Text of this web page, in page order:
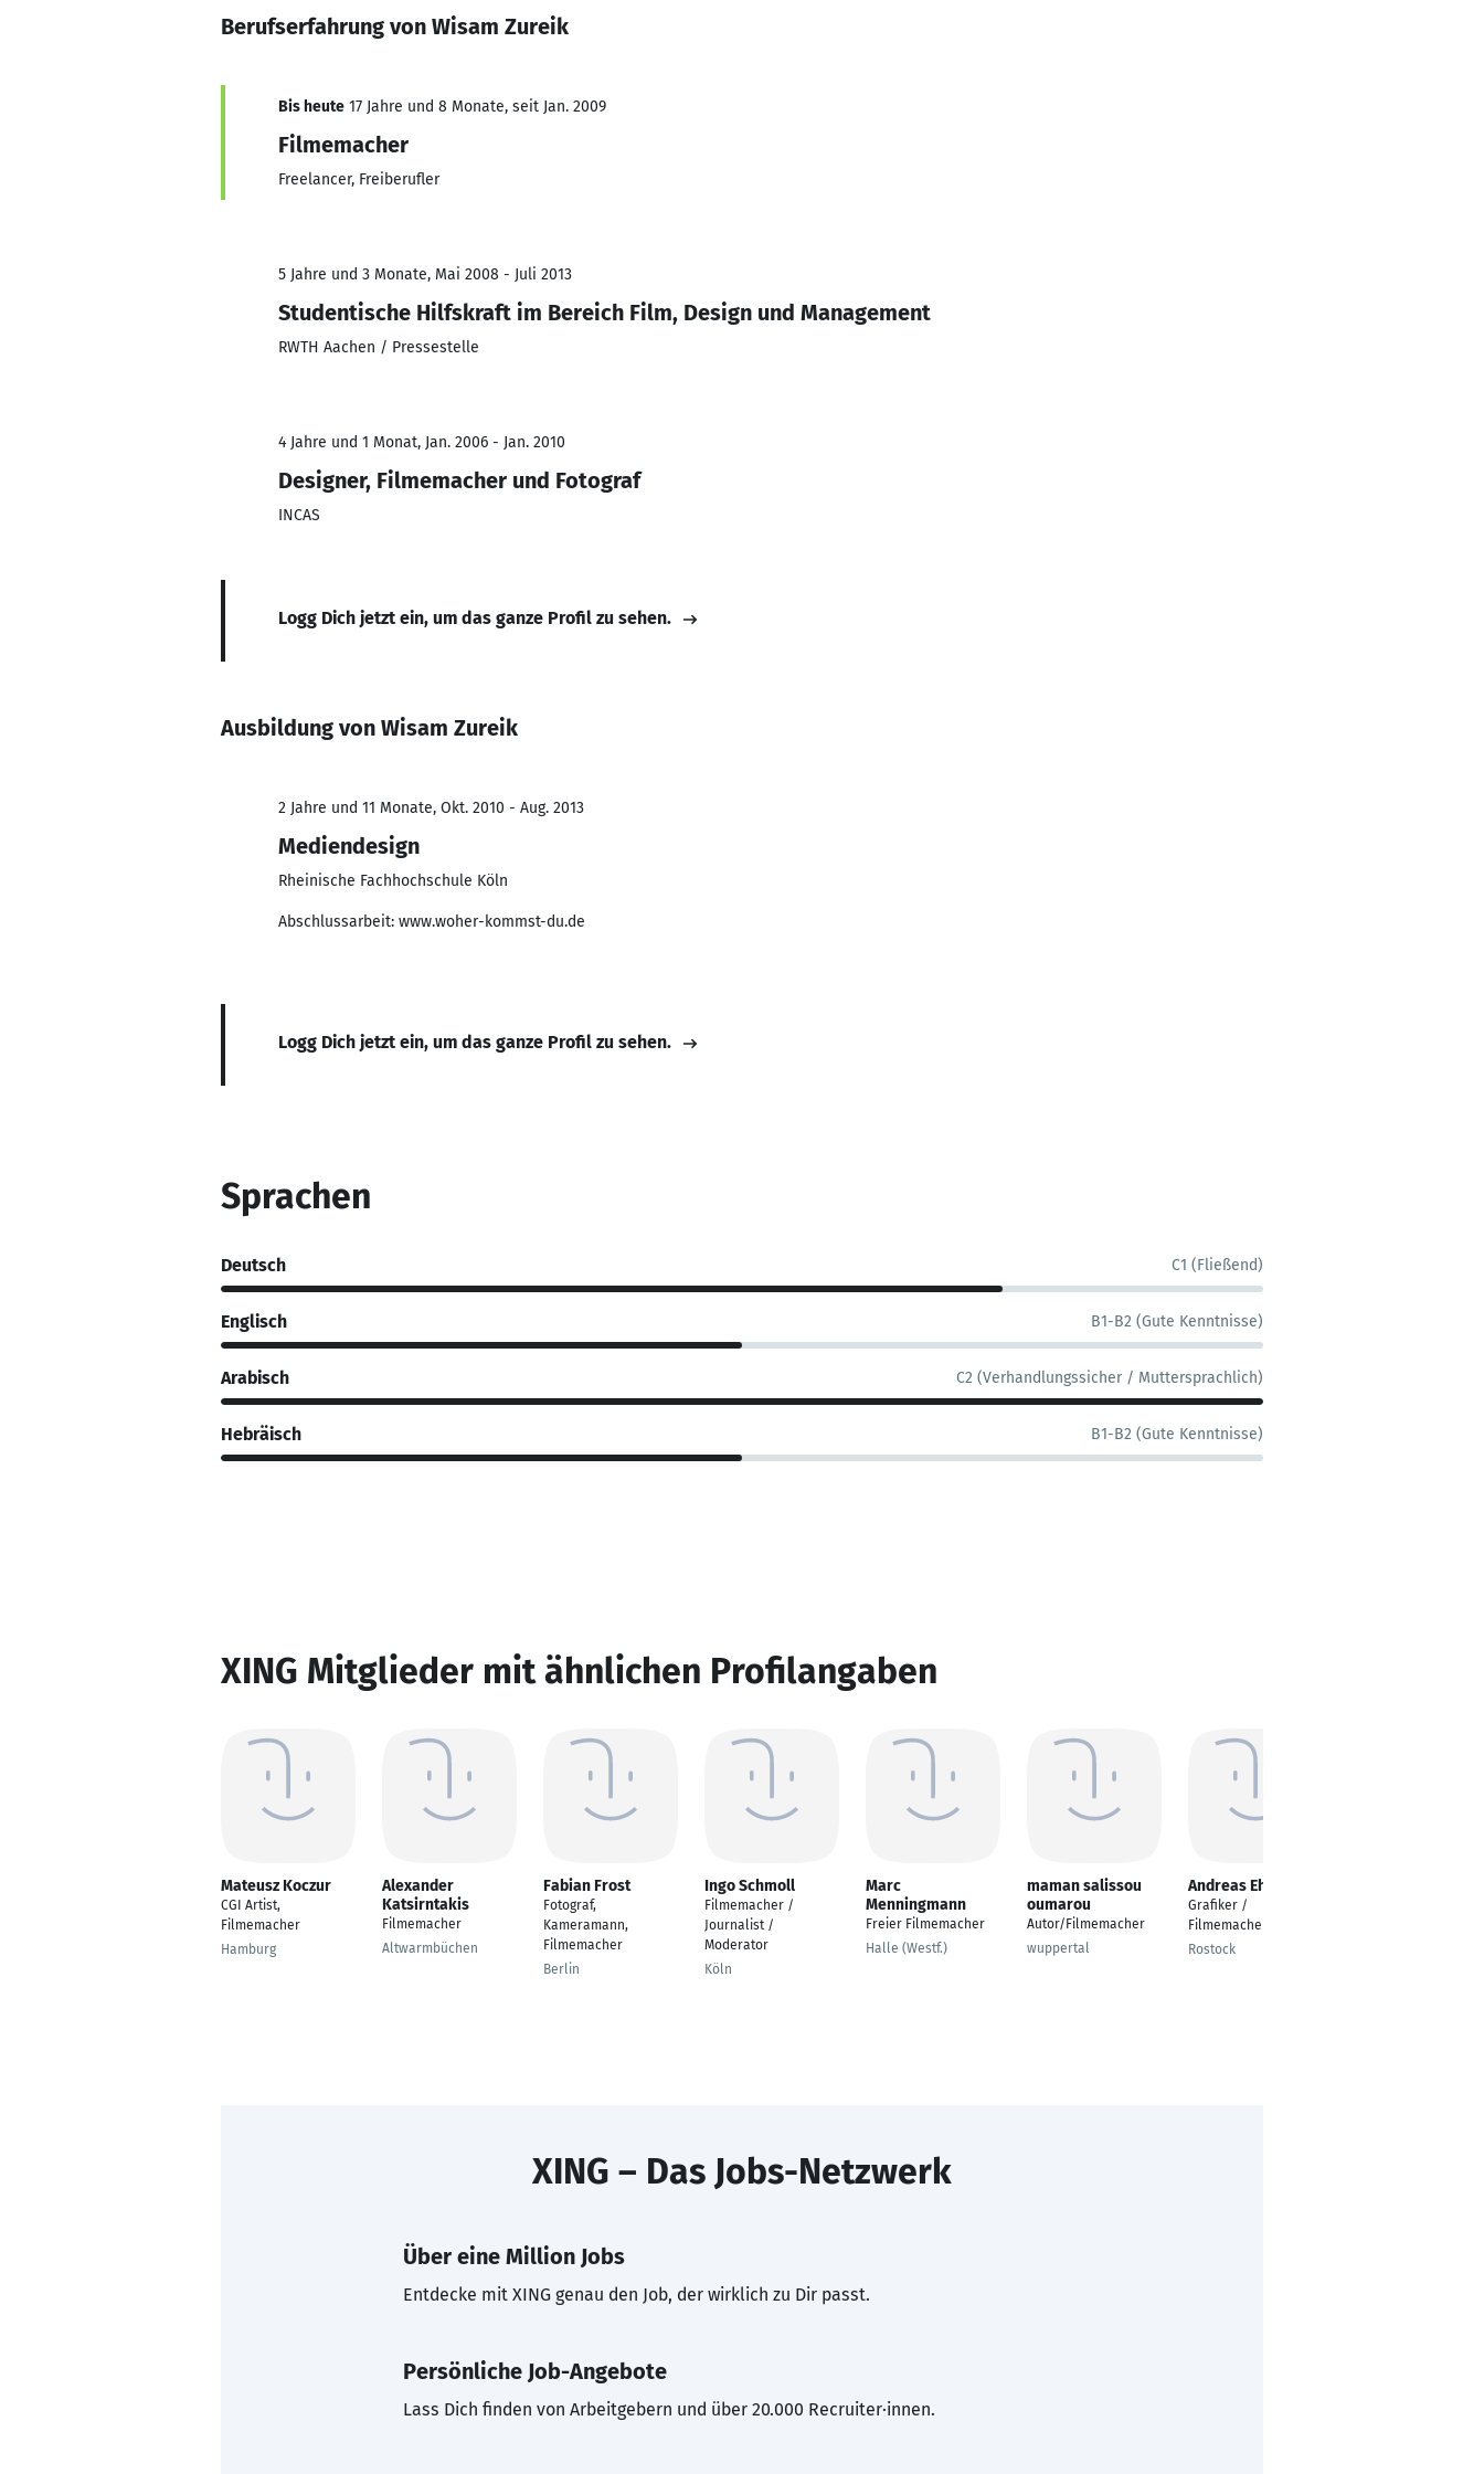
Berufserfahrung von Wisam Zureik
Bis heute 17 Jahre und 8 Monate, seit Jan. 2009
Filmemacher
Freelancer, Freiberufler
5 Jahre und 3 Monate, Mai 2008 - Juli 2013
Studentische Hilfskraft im Bereich Film, Design und Management
RWTH Aachen / Pressestelle
4 Jahre und 1 Monat, Jan. 2006 - Jan. 2010
Designer, Filmemacher und Fotograf
INCAS
Logg Dich jetzt ein, um das ganze Profil zu sehen.
Ausbildung von Wisam Zureik
2 Jahre und 11 Monate, Okt. 2010 - Aug. 2013
Mediendesign
Rheinische Fachhochschule Köln
Abschlussarbeit: www.woher-kommst-du.de
Logg Dich jetzt ein, um das ganze Profil zu sehen.
Sprachen
Deutsch C1 (Fließend)
Englisch B1-B2 (Gute Kenntnisse)
Arabisch C2 (Verhandlungssicher / Muttersprachlich)
Hebräisch B1-B2 (Gute Kenntnisse)
XING Mitglieder mit ähnlichen Profilangaben
Mateusz Koczur
CGI Artist,
Filmemacher
Hamburg
Alexander
Katsirntakis
Filmemacher
Altwarmbüchen
Fabian Frost
Fotograf,
Kameramann,
Filmemacher
Berlin
Ingo Schmoll
Filmemacher /
Journalist /
Moderator
Köln
Marc
Menningmann
Freier Filmemacher
Halle (Westf.)
maman salissou
oumarou
Autor/Filmemacher
wuppertal
Andreas Ehrig
Grafiker /
Filmemacher
Rostock
XING – Das Jobs-Netzwerk
Über eine Million Jobs
Entdecke mit XING genau den Job, der wirklich zu Dir passt.
Persönliche Job-Angebote
Lass Dich finden von Arbeitgebern und über 20.000 Recruiter·innen.